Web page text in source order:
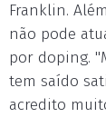
Franklin.
não pode
por doping.
tem saído
acredito